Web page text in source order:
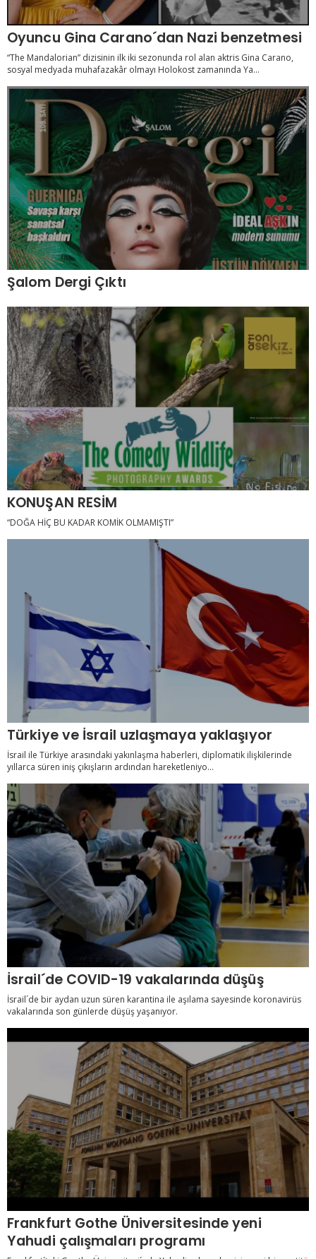
Oyuncu Gina Carano´dan Nazi benzetmesi
“The Mandalorian” dizisinin ilk iki sezonunda rol alan aktris Gina Carano,
sosyal medyada muhafazakâr olmayı Holokost zamanında Ya...
Şalom Dergi Çıktı
KONUŞAN RESİM
“DOĞA HİÇ BU KADAR KOMİK OLMAMIŞTI”
Türkiye ve İsrail uzlaşmaya yaklaşıyor
İsrail ile Türkiye arasındaki yakınlaşma haberleri, diplomatik ilişkilerinde
yıllarca süren iniş çıkışların ardından hareketleniyo...
İsrail´de COVID-19 vakalarında düşüş
İsrail´de bir aydan uzun süren karantina ile aşılama sayesinde koronavirüs
vakalarında son günlerde düşüş yaşanıyor.
Frankfurt Gothe Üniversitesinde yeni
Yahudi çalışmaları programı